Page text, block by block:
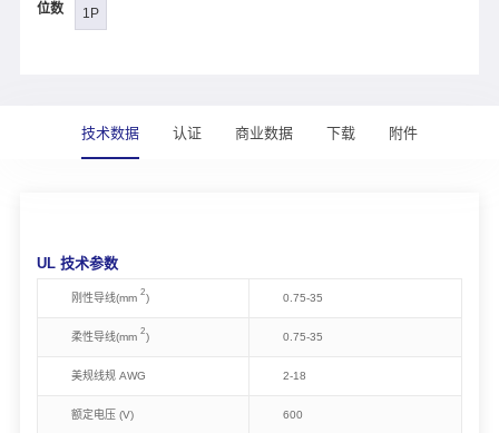
位数 1P
技术数据 认证 商业数据 下载 附件
UL 技术参数
刚性导线(mm 2) 0 .75-35
柔性导线(mm 2) 0 .75-35
美规线规 AWG 2-18
额定电压 (V) 600